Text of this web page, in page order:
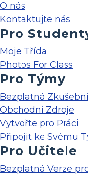
O nás
Kontaktujte nás
Pro
Moje Třída
Photos For Class
Pro Týmy
Bezplatná
Obchodní Zdroje
Vytvořte pro Práci
Připojit ke Svému
Pro Učitele
Bezplatná Verze